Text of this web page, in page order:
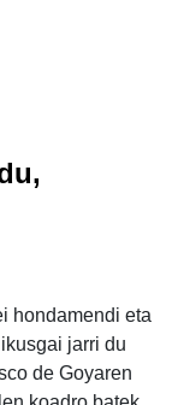
hondamendi eta
jarri du
de Goyaren